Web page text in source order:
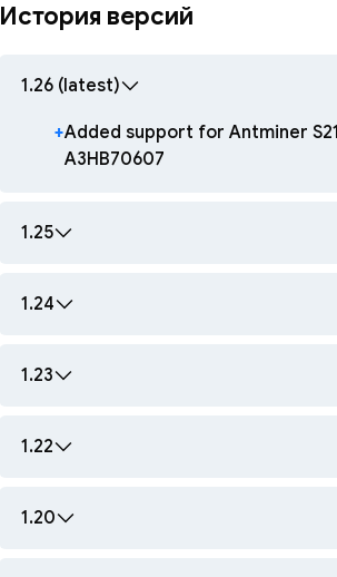
История версий
1.26 (latest)
+Added support for Antminer
A3HB70607
1.25
1.24
1.23
1.22
1.20